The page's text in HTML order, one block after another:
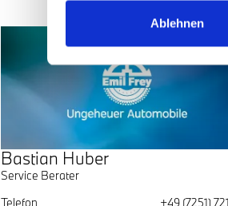
Ablehnen
Bastian Huber
Service Berater
Telefon
+49 (7251)